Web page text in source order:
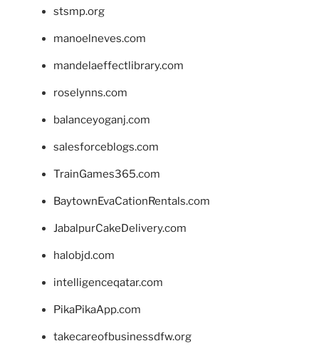
stsmp.org
manoelneves.com
mandelaeffectlibrary.com
roselynns.com
balanceyoganj.com
salesforceblogs.com
TrainGames365.com
BaytownEvaCationRentals.com
JabalpurCakeDelivery.com
halobjd.com
intelligenceqatar.com
PikaPikaApp.com
takecareofbusinessdfw.org